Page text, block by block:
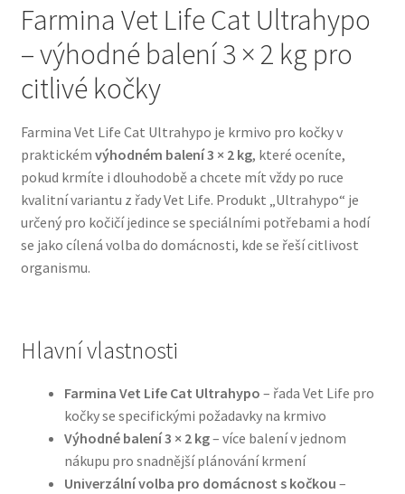
Vše pro psy — Krmivo, doplňky, vybavení
Boudy a výběhy
Bozita pro psy — Švédské krmivo s nordickou kvalitou
Brit pro psy
Granule pro psy
Natural Trainer pro psy — Italské krmivo s
přírodními složkami
Hračky pro psy
Konzervy a kapsičky pro psy
Farmina Vet Life Cat Ultrahypo
– výhodné balení 3 × 2 kg pro
citlivé kočky
Farmina Vet Life Cat Ultrahypo je krmivo pro kočky v
praktickém výhodném balení 3 × 2 kg, které oceníte,
pokud krmíte i dlouhodobě a chcete mít vždy po ruce
kvalitní variantu z řady Vet Life. Produkt „Ultrahypo“ je
určený pro kočičí jedince se speciálními potřebami a hodí
se jako cílená volba do domácnosti, kde se řeší citlivost
organismu.
Hlavní vlastnosti
Farmina Vet Life Cat Ultrahypo – řada Vet Life pro
kočky se specifickými požadavky na krmivo
Výhodné balení 3 × 2 kg– více balení v jednom
nákupu pro snadnější plánování krmení
Univerzální volba pro domácnost s kočkou –